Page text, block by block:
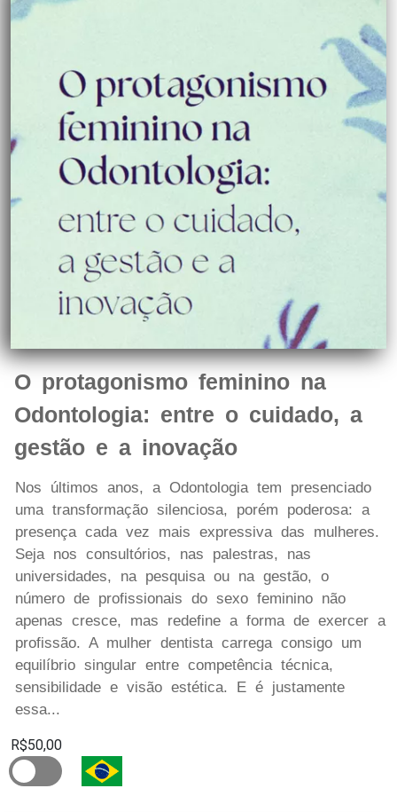
O protagonismo feminino na
Odontologia: entre o cuidado, a
gestão e a inovação
Nos últimos anos, a Odontologia tem presenciado
uma transformação silenciosa, porém poderosa: a
presença cada vez mais expressiva das mulheres.
Seja nos consultórios, nas palestras, nas
universidades, na pesquisa ou na gestão, o
número de profissionais do sexo feminino não
apenas cresce, mas redefine a forma de exercer a
profissão. A mulher dentista carrega consigo um
equilíbrio singular entre competência técnica,
sensibilidade e visão estética. E é justamente
essa...
R$50,00